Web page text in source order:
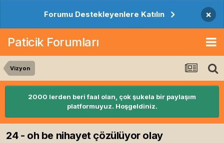
Forumu Destekleyenlere Katılın ×
Paticik Forumları
Vizyon
2000 lerden beri faal olan, çok şukela bir paylaşım
platformuyuz. Hoşgeldiniz.
24 - oh be nihayet çözülüyor olay